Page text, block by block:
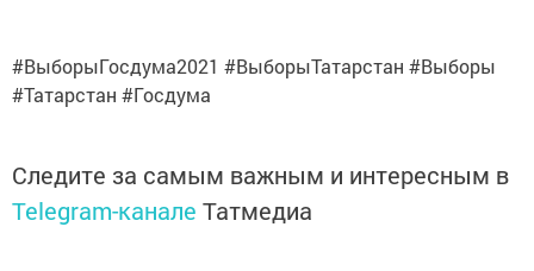
#ВыборыГосдума2021 #ВыборыТатарстан #Выборы
#Татарстан #Госдума
Следите за самым важным и интересным в
Telegram-канале Татмедиа